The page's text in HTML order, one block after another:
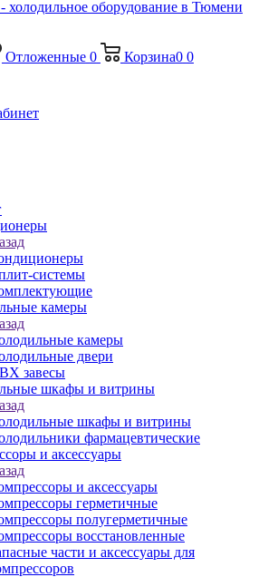
Отложенные 0 Корзина0 0
системы
камеры
камеры
двери
завесы
шкафы и витрины
шкафы и витрины
фармацевтические
и аксессуары
и аксессуары
герметичные
полугерметичные
восстановленные
части и аксессуары для